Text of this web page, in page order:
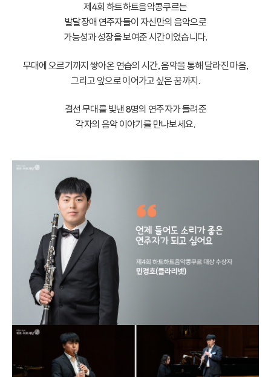
제4회 하트하트음악콩쿠르는
발달장애 연주자들이 자신만의 음악으로
가능성과 성장을 보여준 시간이었습니다.
무대에 오르기까지 쌓아온 연습의 시간,음악을 통해 달라진 마음,
그리고 앞으로 이어가고 싶은 꿈까지.
결선 무대를 빛낸 8명의 연주자가 들려준
각자의 음악 이야기를 만나보세요.